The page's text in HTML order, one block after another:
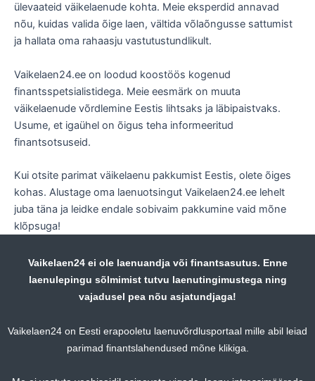
ülevaateid väikelaenude kohta. Meie eksperdid annavad
nõu, kuidas valida õige laen, vältida võlaõngusse sattumist
ja hallata oma rahaasju vastutustundlikult.
Vaikelaen24.ee on loodud koostöös kogenud
finantsspetsialistidega. Meie eesmärk on muuta
väikelaenude võrdlemine Eestis lihtsaks ja läbipaistvaks.
Usume, et igaühel on õigus teha informeeritud
finantsotsuseid.
Kui otsite parimat väikelaenu pakkumist Eestis, olete õiges
kohas. Alustage oma laenuotsingut Vaikelaen24.ee lehelt
juba täna ja leidke endale sobivaim pakkumine vaid mõne
klõpsuga!
Vaikelaen24 ei ole laenuandja või finantsasutus. Enne
laenulepingu sõlmimist tutvu laenutingimustega ning
vajadusel pea nõu asjatundjaga!
Vaikelaen24 on Eesti erapooletu laenuvõrdlusportaal mille abil leiad
parimad finantslahendused mõne klikiga.